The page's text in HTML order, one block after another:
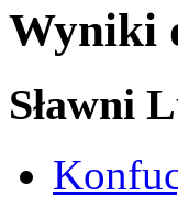
Wyniki
Sławni